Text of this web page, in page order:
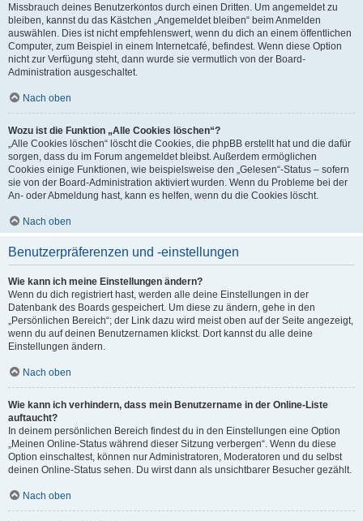
Missbrauch deines Benutzerkontos durch einen Dritten. Um angemeldet zu
bleiben, kannst du das Kästchen „Angemeldet bleiben“ beim Anmelden
auswählen. Dies ist nicht empfehlenswert, wenn du dich an einem öffentlichen
Computer, zum Beispiel in einem Internetcafé, befindest. Wenn diese Option
nicht zur Verfügung steht, dann wurde sie vermutlich von der Board-
Administration ausgeschaltet.
Nach oben
Wozu ist die Funktion „Alle Cookies löschen“?
„Alle Cookies löschen“ löscht die Cookies, die phpBB erstellt hat und die dafür
sorgen, dass du im Forum angemeldet bleibst. Außerdem ermöglichen
Cookies einige Funktionen, wie beispielsweise den „Gelesen“-Status – sofern
sie von der Board-Administration aktiviert wurden. Wenn du Probleme bei der
An- oder Abmeldung hast, kann es helfen, wenn du die Cookies löscht.
Nach oben
Benutzerpräferenzen und -einstellungen
Wie kann ich meine Einstellungen ändern?
Wenn du dich registriert hast, werden alle deine Einstellungen in der
Datenbank des Boards gespeichert. Um diese zu ändern, gehe in den
„Persönlichen Bereich“; der Link dazu wird meist oben auf der Seite angezeigt,
wenn du auf deinen Benutzernamen klickst. Dort kannst du alle deine
Einstellungen ändern.
Nach oben
Wie kann ich verhindern, dass mein Benutzername in der Online-Liste
auftaucht?
In deinem persönlichen Bereich findest du in den Einstellungen eine Option
„Meinen Online-Status während dieser Sitzung verbergen“. Wenn du diese
Option einschaltest, können nur Administratoren, Moderatoren und du selbst
deinen Online-Status sehen. Du wirst dann als unsichtbarer Besucher gezählt.
Nach oben